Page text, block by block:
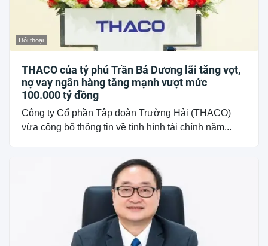
Đối thoại
THACO của tỷ phú Trần Bá Dương lãi tăng vọt,
nợ vay ngân hàng tăng mạnh vượt mức
100.000 tỷ đồng
Công ty Cổ phần Tập đoàn Trường Hải (THACO)
vừa công bố thông tin về tình hình tài chính năm...